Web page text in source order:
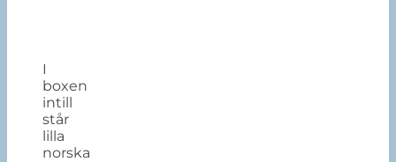
I
boxen
intill
står
lilla
norska